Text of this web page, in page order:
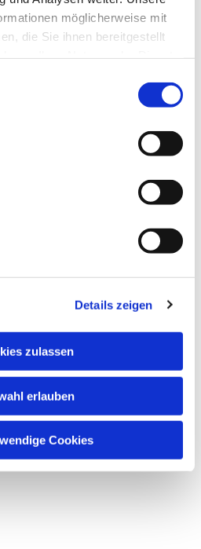
möglicherweise mit
die Sie ihnen bereitgestellt
Details zeigen
zulassen
erlauben
Cookies
auch interessieren